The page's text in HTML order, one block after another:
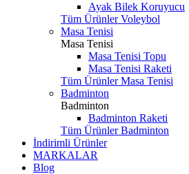
Ayak Bilek Koruyucu
Tüm Ürünler Voleybol
Masa Tenisi
Masa Tenisi
Masa Tenisi Topu
Masa Tenisi Raketi
Tüm Ürünler Masa Tenisi
Badminton
Badminton
Badminton Raketi
Tüm Ürünler Badminton
İndirimli Ürünler
MARKALAR
Blog